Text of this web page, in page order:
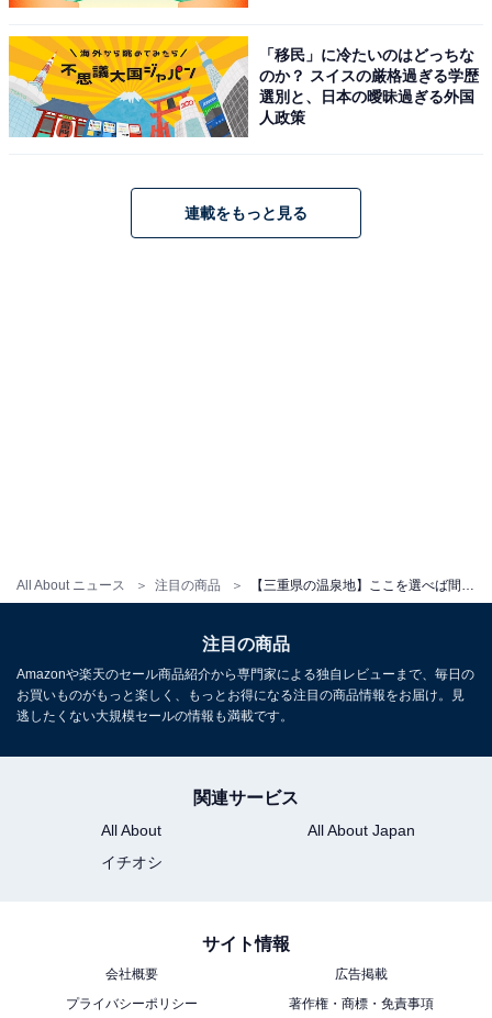
All About ニュース 注目の商品
イトより）
「アクアイグニス 片岡温泉」は、加水・加温・循環一切
無しの源泉100％かけ流しの天然温泉『片岡温泉』や
った食事処、『宿泊棟』や『離れ宿』があり、充実した
施設が集結しています。
所在地：三重県三重郡菰野町菰野4800-1
交通手段：東名阪自動車道「四日市IC」より国道477号
IC(ETC専用)」より約5分／近鉄湯の山線「湯の山温泉
駅」から徒歩 8分（約600m）／近鉄湯の山線「湯の山温
泉駅」から路線バス「アクアイグニス」行きに乗車、約
※プラン・部屋により価格は変動します
チェックイン・チェックアウト
「移民」に冷たいのはどっちな
のか？ スイスの厳格過ぎる学歴
選別と、日本の曖昧過ぎる外国
人政策
連載をもっと見る
注目の商品
Amazonや楽天のセール商品紹介から専門家による独自レビューまで、毎日の
お買いものがもっと楽しく、もっとお得になる注目の商品情報をお届け。見
逃したくない大規模セールの情報も満載です。
関連サービス
All About
All About Japan
イチオシ
サイト情報
会社概要
広告掲載
プライバシーポリシー
著作権・商標・免責事項